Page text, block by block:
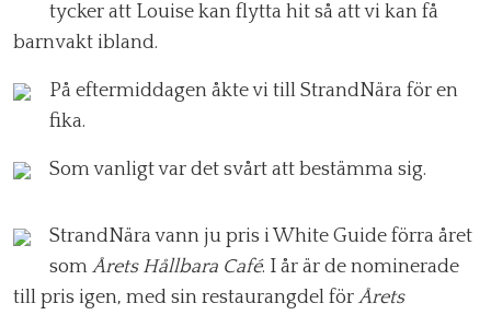
tycker att Louise kan flytta hit så att vi kan få
barnvakt ibland.
På eftermiddagen åkte vi till StrandNära för en
fika.
Som vanligt var det svårt att bestämma sig.
StrandNära vann ju pris i White Guide förra året
som Årets Hållbara Café. I år är de nominerade
till pris igen, med sin restaurangdel för Årets